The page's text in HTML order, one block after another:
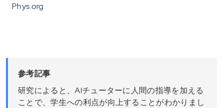
Phys.org
参考記事
研究によると、AIチューターに人間の指導を加える
ことで、学生への利点が向上することがわかりまし